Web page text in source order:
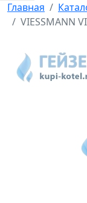
Главная
VIESSMANN